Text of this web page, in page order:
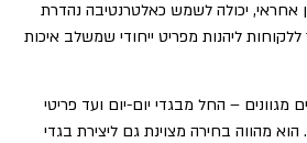
אחראי, יכולה לשמש כאלטרנטיבה נהדרת
ליהנות מפריט ייחודי שמשלב איכות
מגוונים – החל מבגדי יום-יום ועד פריטי
מהווה בחירה מצוינת גם ליצירת בגדי